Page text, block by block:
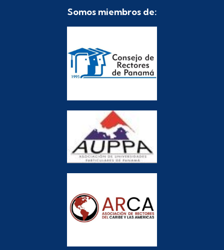
Somos miembros de: